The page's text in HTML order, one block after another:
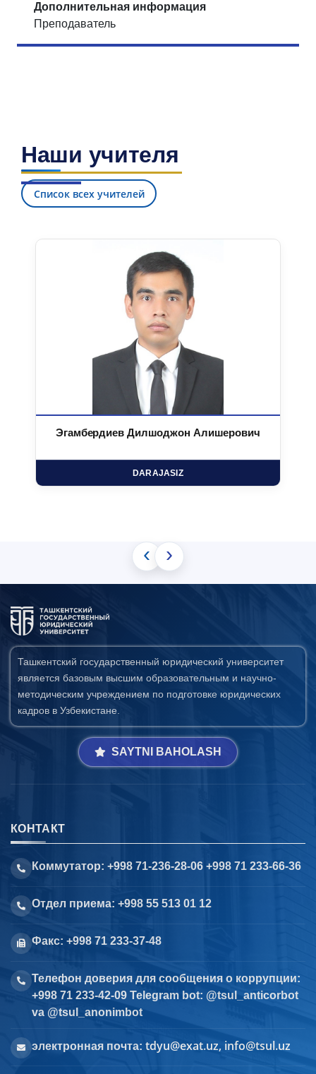
Дополнительная информация
Преподаватель
Наши учителя
Список всех учителей
Эгамбердиев Дилшоджон Алишерович
DARAJASIZ
‹ ›
Ташкентский государственный юридический университет
является базовым высшим образовательным и научно-
методическим учреждением по подготовке юридических
кадров в Узбекистане.
SAYTNI BAHOLASH
КОНТАКТ
Коммутатор: +998 71-236-28-06 +998 71 233-66-36
Отдел приема: +998 55 513 01 12
Факс: +998 71 233-37-48
Телефон доверия для сообщения о коррупции:
+998 71 233-42-09 Telegram bot: @tsul_anticorbot
va @tsul_anonimbot
электронная почта: tdyu@exat.uz, info@tsul.uz